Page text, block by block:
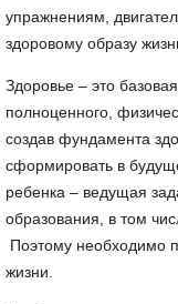
упражнениям,
здоровому образу
Здоровье – это
полноценного,
создав фундамента
сформировать в
ребенка – ведущая
образования, в том
Поэтому необходимо
жизни.